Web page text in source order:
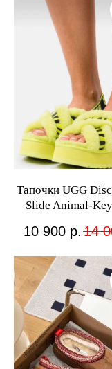
Тапочки UGG
Slide Animal-
10 900 р. 14